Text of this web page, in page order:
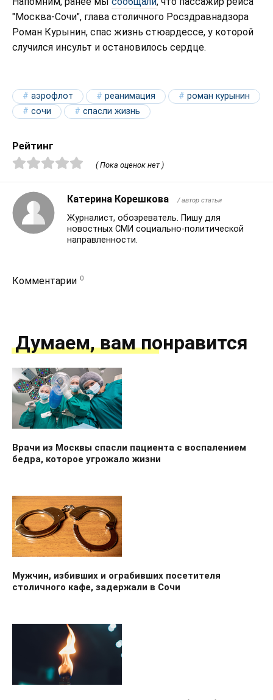
"Москва-Сочи", глава столичного Росздравнадзора
Роман Курынин, спас жизнь стюардессе, у которой
случился инсульт и остановилось сердце.
аэрофлот реанимация
роман курынин
сочи
спасли жизнь
Рейтинг
( Пока оценок нет )
Катерина Корешкова / автор статьи
Журналист, обозреватель. Пишу для
новостных СМИ социально-политической
направленности.
Комментарии 0
Думаем, вам понравится
Врачи из Москвы спасли пациента с воспалением
бедра, которое угрожало жизни
Мужчин, избивших и ограбивших посетителя
столичного кафе, задержали в Сочи